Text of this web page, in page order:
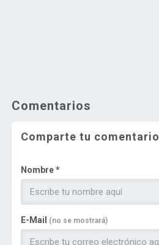
Comentarios
Comparte tu comentario
Nombre *
E-Mail (no se mostrará)